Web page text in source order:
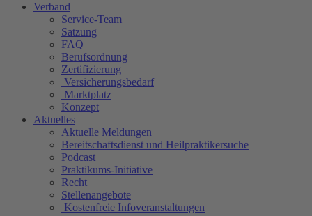
Verband
Service-Team
Satzung
FAQ
Berufsordnung
Zertifizierung
Versicherungsbedarf
Marktplatz
Konzept
Aktuelles
Aktuelle Meldungen
Bereitschaftsdienst und Heilpraktikersuche
Podcast
Praktikums-Initiative
Recht
Stellenangebote
Kostenfreie Infoveranstaltungen